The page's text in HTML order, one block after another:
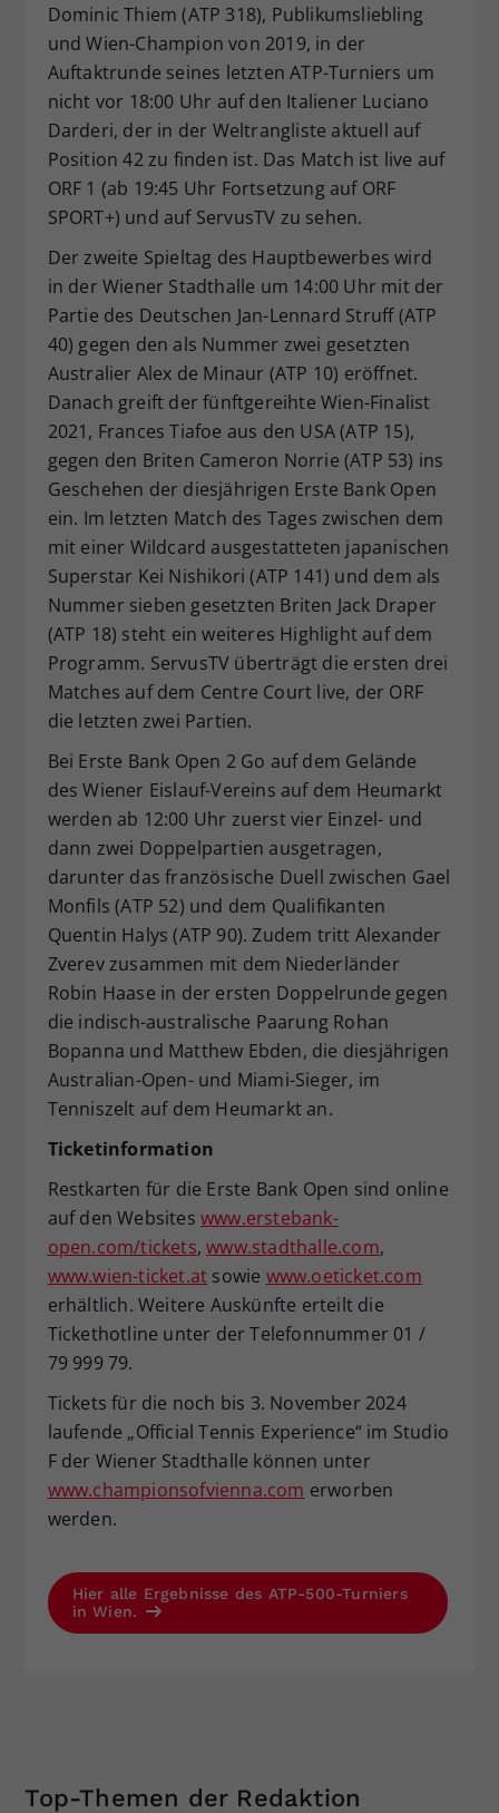
Dominic Thiem (ATP 318), Publikumsliebling
und Wien-Champion von 2019, in der
Auftaktrunde seines letzten ATP-Turniers um
nicht vor 18:00 Uhr auf den Italiener Luciano
Darderi, der in der Weltrangliste aktuell auf
Position 42 zu finden ist. Das Match ist live auf
ORF 1 (ab 19:45 Uhr Fortsetzung auf ORF
SPORT+) und auf ServusTV zu sehen.
Der zweite Spieltag des Hauptbewerbes wird
in der Wiener Stadthalle um 14:00 Uhr mit der
Partie des Deutschen Jan-Lennard Struff (ATP
40) gegen den als Nummer zwei gesetzten
Australier Alex de Minaur (ATP 10) eröffnet.
Danach greift der fünftgereihte Wien-Finalist
2021, Frances Tiafoe aus den USA (ATP 15),
gegen den Briten Cameron Norrie (ATP 53) ins
Geschehen der diesjährigen Erste Bank Open
ein. Im letzten Match des Tages zwischen dem
mit einer Wildcard ausgestatteten japanischen
Superstar Kei Nishikori (ATP 141) und dem als
Nummer sieben gesetzten Briten Jack Draper
(ATP 18) steht ein weiteres Highlight auf dem
Programm. ServusTV überträgt die ersten drei
Matches auf dem Centre Court live, der ORF
die letzten zwei Partien.
Bei Erste Bank Open 2 Go auf dem Gelände
des Wiener Eislauf-Vereins auf dem Heumarkt
werden ab 12:00 Uhr zuerst vier Einzel- und
dann zwei Doppelpartien ausgetragen,
darunter das französische Duell zwischen Gael
Monfils (ATP 52) und dem Qualifikanten
Quentin Halys (ATP 90). Zudem tritt Alexander
Zverev zusammen mit dem Niederländer
Robin Haase in der ersten Doppelrunde gegen
die indisch-australische Paarung Rohan
Bopanna und Matthew Ebden, die diesjährigen
Australian-Open- und Miami-Sieger, im
Tenniszelt auf dem Heumarkt an.
Ticketinformation
Restkarten für die Erste Bank Open sind online
auf den Websites www.erstebank-
open.com/tickets,www.stadthalle.com,
www.wien-ticket.at sowie www.oeticket.com
erhältlich. Weitere Auskünfte erteilt die
Tickethotline unter der Telefonnummer 01 /
79 999 79.
Tickets für die noch bis 3. November 2024
laufende „Official Tennis Experience“ im Studio
F der Wiener Stadthalle können unter
www.championsofvienna.com erworben
werden.
Hier alle Ergebnisse des ATP-500-Turniers
in Wien.
Top-Themen der Redaktion
Zweck
Dieser Wert speichert Ihre Consent-
Einstellungen. Unter anderem eine
zufällig generierte ID, für die
historische Speicherung Ihrer
vorgenommen Einstellungen, falls der
Webseiten-Betreiber dies eingestellt